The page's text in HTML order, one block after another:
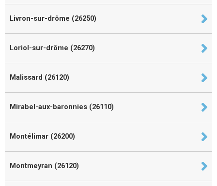
Livron-sur-drôme (26250)
Loriol-sur-drôme (26270)
Malissard (26120)
Mirabel-aux-baronnies (26110)
Montélimar (26200)
Montmeyran (26120)